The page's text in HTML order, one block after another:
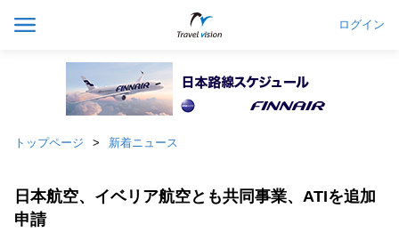
ログイン
トップページ 新着ニュース
日本航空、イベリア航空とも共同事業、ATIを追加
申請